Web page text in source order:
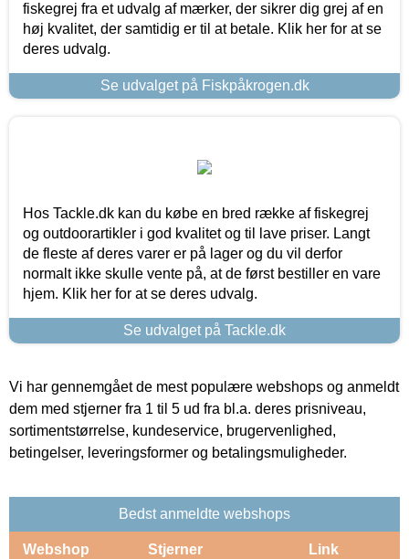
fiskegrej fra et udvalg af mærker, der sikrer dig grej af en
høj kvalitet, der samtidig er til at betale. Klik her for at se
deres udvalg.
Se udvalget på Fiskpåkrogen.dk
Hos Tackle.dk kan du købe en bred række af fiskegrej
og outdoorartikler i god kvalitet og til lave priser. Langt
de fleste af deres varer er på lager og du vil derfor
normalt ikke skulle vente på, at de først bestiller en vare
hjem. Klik her for at se deres udvalg.
Se udvalget på Tackle.dk
Vi har gennemgået de mest populære webshops og anmeldt
dem med stjerner fra 1 til 5 ud fra bl.a. deres prisniveau,
sortimentstørrelse, kundeservice, brugervenlighed,
betingelser, leveringsformer og betalingsmuligheder.
Bedst anmeldte webshops
Webshop Stjerner Link